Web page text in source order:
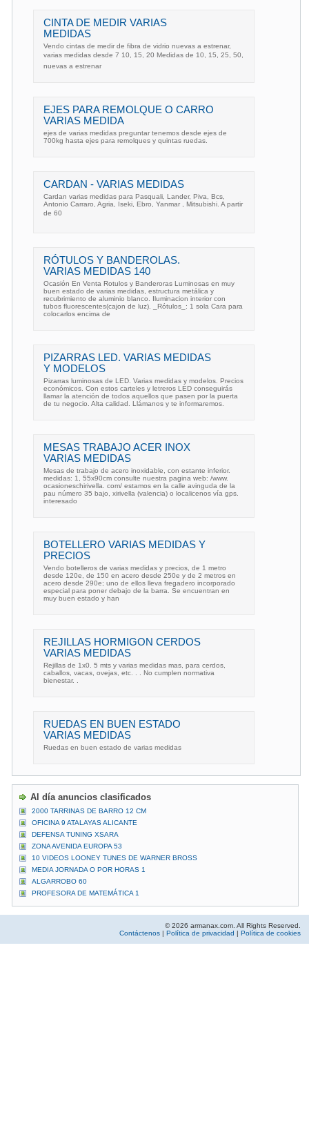
CINTA DE MEDIR VARIAS
MEDIDAS
Vendo cintas de medir de fibra de vidrio nuevas a estrenar,
varias medidas desde 7 10, 15, 20 Medidas de 10, 15, 25, 50,
nuevas a estrenar
EJES PARA REMOLQUE O CARRO
VARIAS MEDIDA
ejes de varias medidas preguntar tenemos desde ejes de
700kg hasta ejes para remolques y quintas ruedas.
CARDAN - VARIAS MEDIDAS
Cardan varias medidas para Pasquali, Lander, Piva, Bcs,
Antonio Carraro, Agria, Iseki, Ebro, Yanmar , Mitsubishi. A partir
de 60 
RÓTULOS Y BANDEROLAS.
VARIAS MEDIDAS 140
Ocasión En Venta Rotulos y Banderoras Luminosas en muy
buen estado de varias medidas, estructura metálica y
recubrimiento de aluminio blanco. Iluminacion interior con
tubos fluorescentes(cajon de luz). _Rótulos_: 1 sola Cara para
colocarlos encima de
PIZARRAS LED. VARIAS MEDIDAS
Y MODELOS
Pizarras luminosas de LED. Varias medidas y modelos. Precios
económicos. Con estos carteles y letreros LED conseguirás
llamar la atención de todos aquellos que pasen por la puerta
de tu negocio. Alta calidad. Llámanos y te informaremos.
MESAS TRABAJO ACER INOX
VARIAS MEDIDAS
Mesas de trabajo de acero inoxidable, con estante inferior.
medidas: 1, 55x90cm consulte nuestra pagina web: /www.
ocasioneschirivella. com/ estamos en la calle avinguda de la
pau número 35 bajo, xirivella (valencia) o localicenos vía gps.
interesado
BOTELLERO VARIAS MEDIDAS Y
PRECIOS
Vendo botelleros de varias medidas y precios, de 1 metro
desde 120e, de 150 en acero desde 250e y de 2 metros en
acero desde 290e; uno de ellos lleva fregadero incorporado
especial para poner debajo de la barra. Se encuentran en
muy buen estado y han
REJILLAS HORMIGON CERDOS
VARIAS MEDIDAS
Rejillas de 1x0. 5 mts y varias medidas mas, para cerdos,
caballos, vacas, ovejas, etc. . . No cumplen normativa
bienestar. .
RUEDAS EN BUEN ESTADO
VARIAS MEDIDAS
Ruedas en buen estado de varias medidas
Al día anuncios clasificados
2000 TARRINAS DE BARRO 12 CM
OFICINA 9 ATALAYAS ALICANTE
DEFENSA TUNING XSARA
ZONA AVENIDA EUROPA 53
10 VIDEOS LOONEY TUNES DE WARNER BROSS
MEDIA JORNADA O POR HORAS 1
ALGARROBO 60
PROFESORA DE MATEMÁTICA 1
© 2026 armanax.com. All Rights Reserved.
Contáctenos | Política de privacidad | Política de cookies